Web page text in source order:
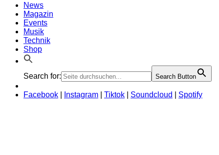
News
Magazin
Events
Musik
Technik
Shop
Search for: Search Button
Facebook Instagram Tiktok Soundcloud Spotify